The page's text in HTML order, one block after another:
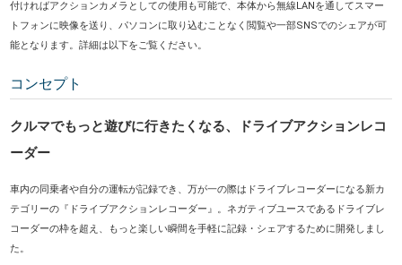
付ければアクションカメラとしての使用も可能で、本体から無線LANを通してスマー
トフォンに映像を送り、パソコンに取り込むことなく閲覧や一部SNSでのシェアが可
能となります。詳細は以下をご覧ください。
コンセプト
クルマでもっと遊びに行きたくなる、ドライブアクションレコ
ーダー
車内の同乗者や自分の運転が記録でき、万が一の際はドライブレコーダーになる新カ
テゴリーの『ドライブアクションレコーダー』。ネガティブユースであるドライブレ
コーダーの枠を超え、もっと楽しい瞬間を手軽に記録・シェアするために開発しまし
た。